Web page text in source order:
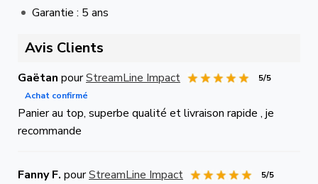
Garantie : 5 ans
Avis Clients
Gaëtan pourStreamLine Impact
5/5
Achat confirmé
Panier au top, superbe qualité et livraison rapide , je
recommande
Fanny F. pourStreamLine Impact
5/5